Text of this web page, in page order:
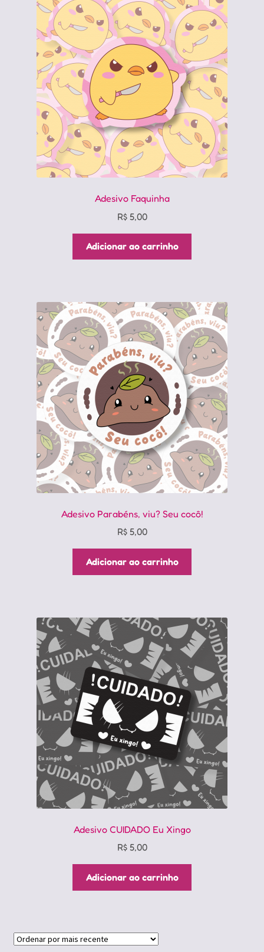
Adesivo Faquinha
R$5,00
Adicionar ao carrinho
Adesivo Parabéns, viu? Seu cocô!
R$5,00
Adicionar ao carrinho
Adesivo CUIDADO Eu Xingo
R$5,00
Adicionar ao carrinho